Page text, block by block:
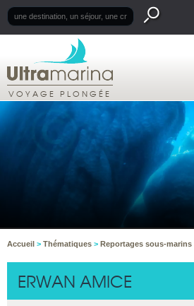
VOYAGE PLONGÉE
Accueil > Thématiques > Reportages sous-marins
ERWAN AMICE